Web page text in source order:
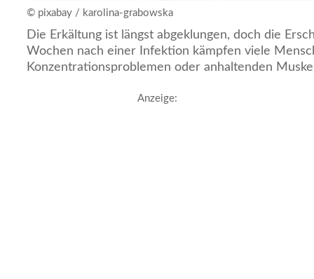
© pixabay / karolina-grabowska
Die Erkältung ist längst abgeklungen, doch die
Wochen nach einer Infektion kämpfen viele
Konzentrationsproblemen oder anhaltenden
Anzeige: